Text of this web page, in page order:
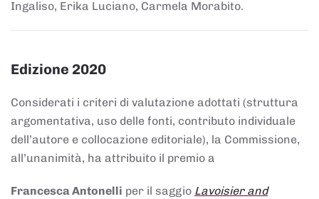
Ingaliso, Erika Luciano, Carmela Morabito.
Edizione 2020
Considerati i criteri di valutazione adottati (struttura
argomentativa, uso delle fonti, contributo individuale
dell’autore e collocazione editoriale), la Commissione,
all’unanimità, ha attribuito il premio a
Francesca Antonelli per il saggio Lavoisier and